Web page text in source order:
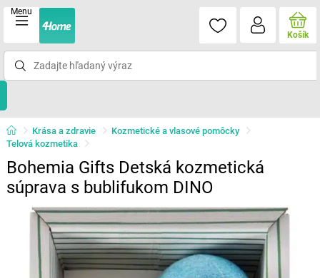
Menu
Košík
Krása a zdravie
Kozmetické a vlasové pomôcky
Telová kozmetika
Bohemia Gifts Detská kozmetická
súprava s bublifukom DINO